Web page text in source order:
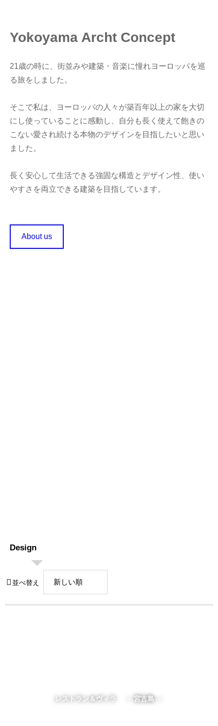
Yokoyama Archt Concept
21歳の時に、街並みや建築・音楽に憧れヨーロッパを巡
る旅をしました。
そこで私は、ヨーロッパの人々が築百年以上の家を大切
にし使っていることに感動し、自分も長く使えて飽きの
こない愛され続ける本物のデザインを目指したいと思い
ました。
長く安心して生活できる強固な構造とデザイン性、使い
やすさを両立できる建築を目指しています。
About us
Design
並べ替え
レストラン＆ヴィラ － 宮古島 －